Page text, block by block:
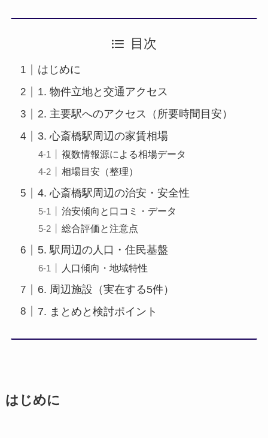
目次
はじめに
1. 物件立地と交通アクセス
2. 主要駅へのアクセス（所要時間目安）
3. 心斎橋駅周辺の家賃相場
複数情報源による相場データ
相場目安（整理）
4. 心斎橋駅周辺の治安・安全性
治安傾向と口コミ・データ
総合評価と注意点
5. 駅周辺の人口・住民基盤
人口傾向・地域特性
6. 周辺施設（実在する5件）
7. まとめと検討ポイント
はじめに